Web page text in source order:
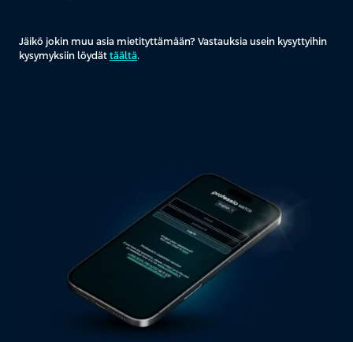
Jäikö jokin muu asia mietityttämään? Vastauksia usein kysyttyihin
kysymyksiin löydät täältä.